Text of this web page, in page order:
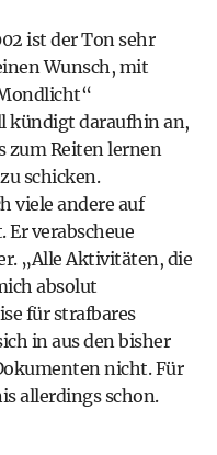
ist der Ton sehr
Wunsch, mit
kündigt daraufhin an,
zum Reiten lernen
schicken.
viele andere auf
verabscheue
„Alle Aktivitäten, die
absolut
für strafbares
in aus den bisher
nicht. Für
allerdings schon.